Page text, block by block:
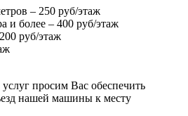
– 250 руб/этаж
и более – 400 руб/этаж
руб/этаж
просим Вас обеспечить
нашей машины к месту